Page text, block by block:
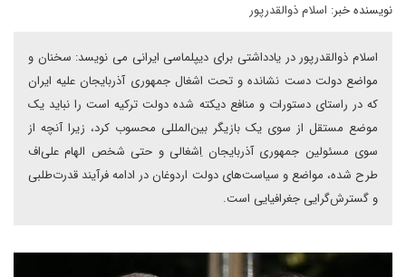
نویسنده خبر: اسلام ذوالقدرپور
اسلام ذوالقدرپور در یادداشتی برای دیپلماسی ایرانی می نویسد: سخنان و
مواضع دولت دست نشانده و تحت اشغال جمهوری آذربایجان علیه ایران
که در راستای دستورات و منافع دیکته شده دولت ترکیه است را نباید یک
موضع مستقل از سوی یک بازیگر بین‌المللی محسوب کرد، زیرا آنچه از
سوی مسئولین جمهوری آذربایجان اِشغالی و حتی شخص الهام علی‌اف
طرح شده، مواضع و سیاست‌های دولت اردوغان در ادامه فرآیند قدرت‌طلبی
و گسترش‌گرایی جغرافیایی است.